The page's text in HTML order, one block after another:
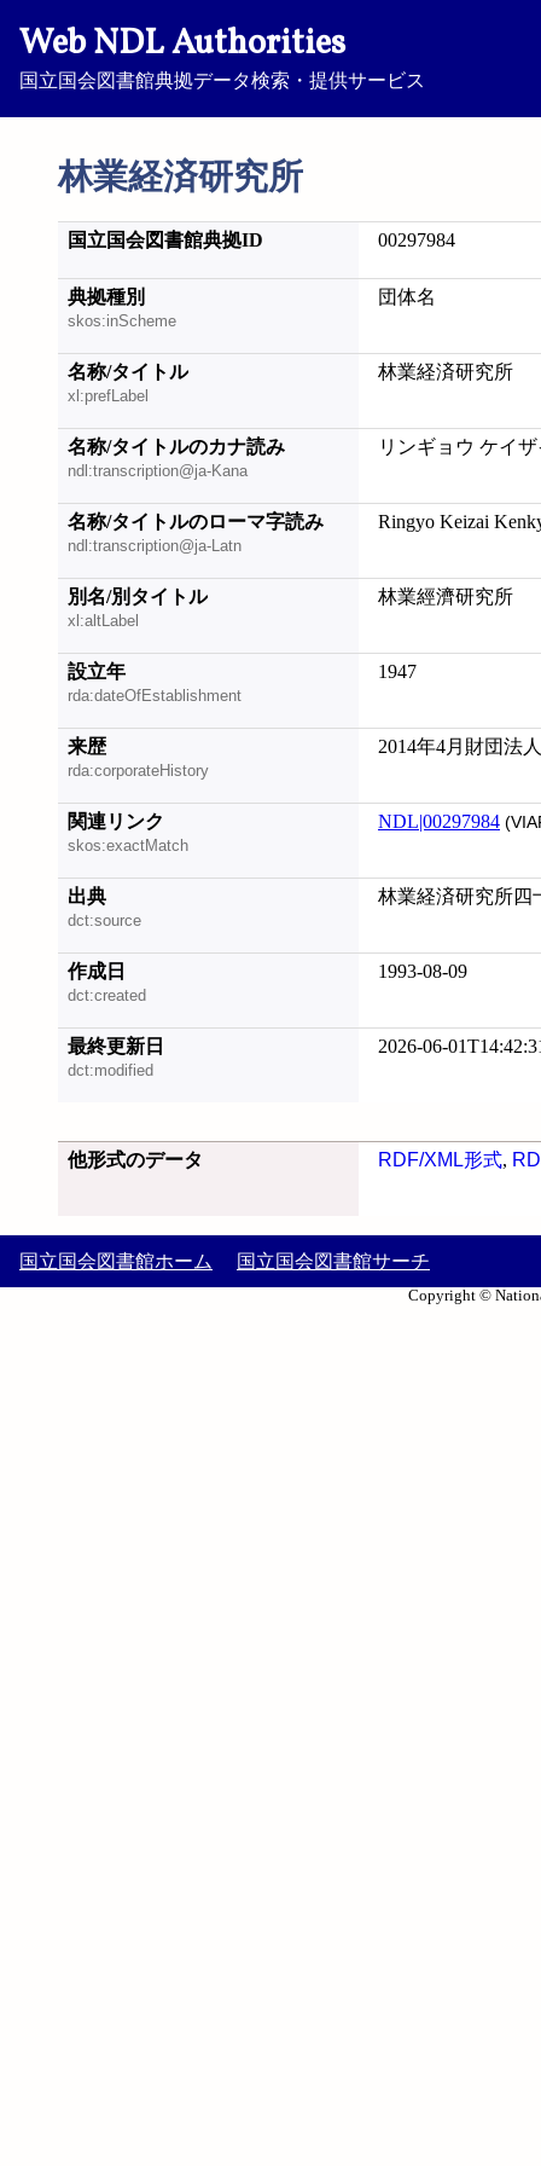
Web NDL Authorities
国立国会図書館典拠データ検索・提供サービス
林業経済研究所
国立国会図書館典拠ID 00297984
典拠種別
skos:inScheme
団体名
名称/タイトル
xl:prefLabel
林業経済研究所
名称/タイトルのカナ読み
ndl:transcription@ja-Kana
リンギョウ ケイ
名称/タイトルのローマ字読み
ndl:transcription@ja-Latn
Ringyo Keizai
別名/別タイトル
xl:altLabel
林業經濟研究所
設立年
rda:dateOfEstablishment
1947
来歴
rda:corporateHistory
2014年4月財団法
関連リンク
skos:exactMatch
NDL|00297984
出典
dct:source
林業経済研究所四
作成日
dct:created
1993-08-09
最終更新日
dct:modified
2026-06-
他形式のデータ RDF/XML形式,
国立国会図書館ホーム 国立国会図書館サーチ
Copyright ©